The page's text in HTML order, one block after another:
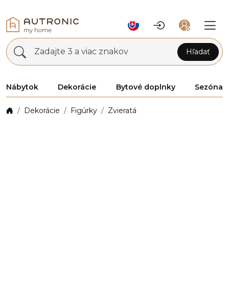
Zadajte 3 a viac znakov Hľadať
Nábytok Dekorácie Bytové doplnky Sezóna
Dekorácie Figúrky Zvieratá